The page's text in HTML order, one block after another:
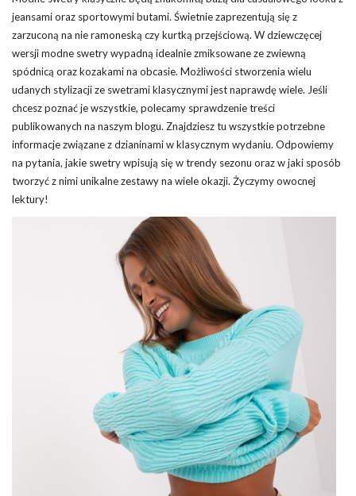
jeansami oraz sportowymi butami. Świetnie zaprezentują się z
zarzuconą na nie ramoneską czy kurtką przejściową. W dziewczęcej
wersji modne swetry wypadną idealnie zmiksowane ze zwiewną
spódnicą oraz kozakami na obcasie. Możliwości stworzenia wielu
udanych stylizacji ze swetrami klasycznymi jest naprawdę wiele. Jeśli
chcesz poznać je wszystkie, polecamy sprawdzenie treści
publikowanych na naszym blogu. Znajdziesz tu wszystkie potrzebne
informacje związane z dzianinami w klasycznym wydaniu. Odpowiemy
na pytania, jakie swetry wpisują się wtrendy sezonu oraz w jaki sposób
tworzyć z nimi unikalne zestawy na wiele okazji. Życzymy owocnej
lektury!